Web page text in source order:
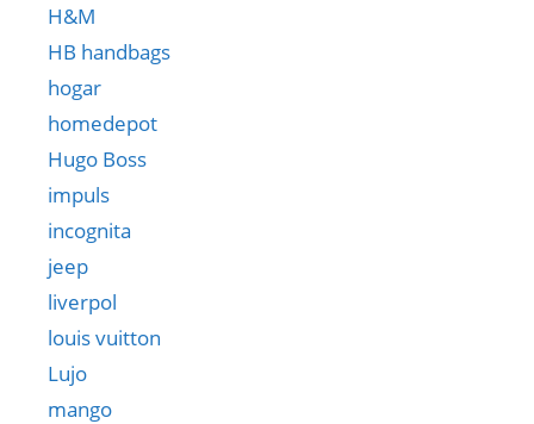
H&M
HB handbags
hogar
homedepot
Hugo Boss
impuls
incognita
jeep
liverpol
louis vuitton
Lujo
mango